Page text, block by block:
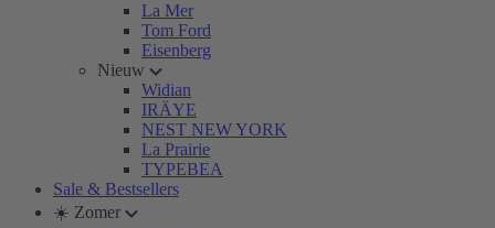
La Mer
Tom Ford
Eisenberg
Nieuw
Widian
IRÄYE
NEST NEW YORK
La Prairie
TYPEBEA
Sale & Bestsellers
☀️ Zomer